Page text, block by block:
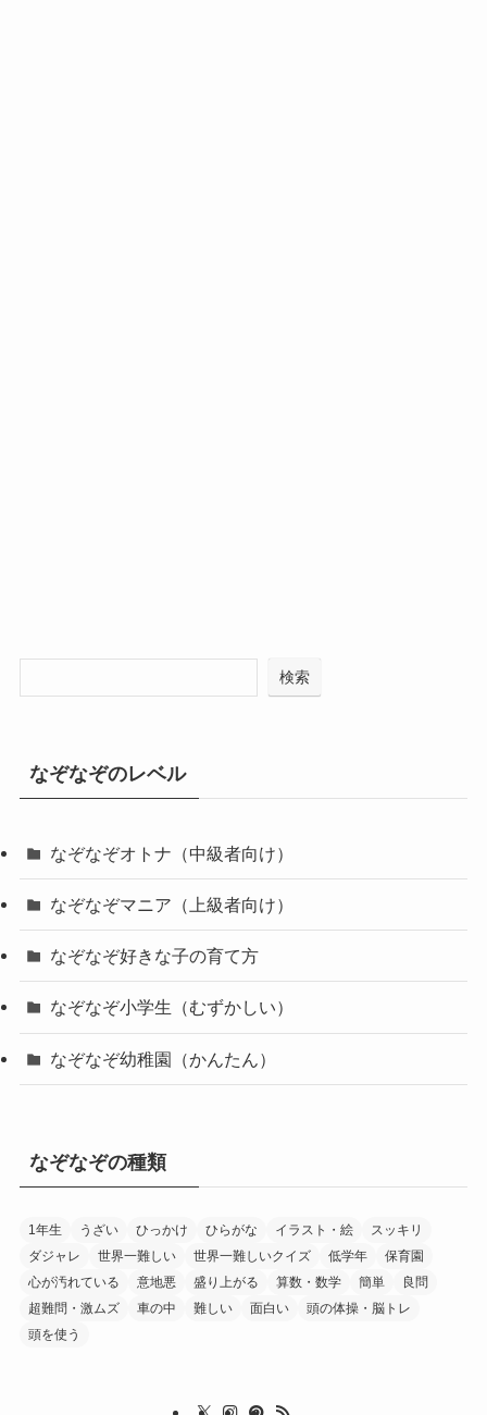
検索
なぞなぞのレベル
なぞなぞオトナ（中級者向け）
なぞなぞマニア（上級者向け）
なぞなぞ好きな子の育て方
なぞなぞ小学生（むずかしい）
なぞなぞ幼稚園（かんたん）
なぞなぞの種類
1年生 うざい ひっかけ ひらがな イラスト・絵
スッキリ
ダジャレ
世界一難しい 世界一難しいクイズ 低学年
保育園
心が汚れている
意地悪 盛り上がる 算数・数学 簡単
良問
超難問・激ムズ
車の中 難しい 面白い
頭の体操・脳トレ
頭を使う